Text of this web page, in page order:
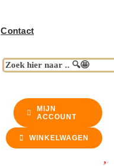
Contact
MIJN
ACCOUNT
WINKELWAGEN